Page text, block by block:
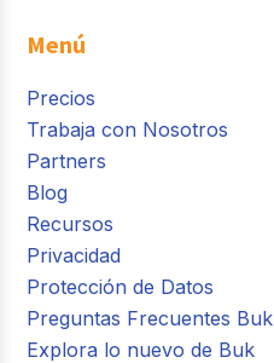
Menú
Precios
Trabaja con Nosotros
Partners
Blog
Recursos
Privacidad
Protección de Datos
Preguntas Frecuentes Buk
Explora lo nuevo de Buk